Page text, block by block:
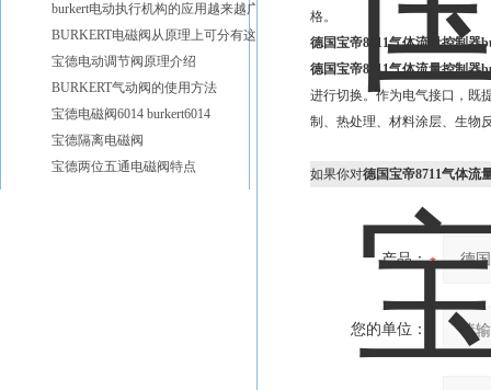
格。
德国宝帝8711气体流量控制器
德国宝帝8711气体流量控制器
进行切换。作为电气接口，既
制、热处理、材料涂层、生物
如果你对德国宝帝8711气体流
产品：
您的单位：
burkert电动执行机构的应用越来越广泛
宝德电动调节阀原理介绍
BURKERT气动阀的使用方法
宝德电磁阀6014 burkert6014
宝德隔离电磁阀
宝德两位五通电磁阀特点